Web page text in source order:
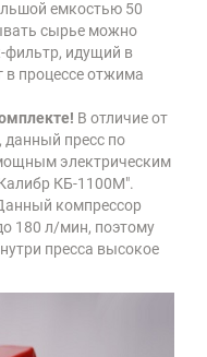
емкостью 50
сырье можно
идущий в
в процессе отжима
В отличие от
данный пресс по
электрическим
КБ-1100М".
компрессор
180 л/мин, поэтому
пресса высокое